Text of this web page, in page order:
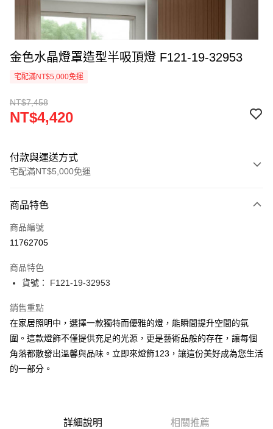
金色水晶燈罩造型半吸頂燈 F121-19-32953
宅配滿NT$5,000免運
NT$7,458
NT$4,420
付款與運送方式
宅配滿NT$5,000免運
信用卡一次付款
LINE Pay
街口支付
悠遊付
Google Pay
全盈+PAY
AFTEE先享後付
商品特色
商品編號
11762705
商品特色
貨號： F121-19-32953
銷售重點
在家居照明中，選擇一款獨特而優雅的燈，能瞬間提升空間的氛
圍。這款燈飾不僅提供充足的光源，更是藝術品般的存在，讓每個
角落都散發出溫馨與品味。立即來燈飾123，讓這份美好成為您生活
的一部分。
詳細說明 相關推薦